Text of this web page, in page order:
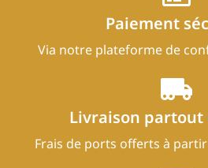
Paiement
Via notre plateforme de
Livraison partout
Frais de ports offerts à partir